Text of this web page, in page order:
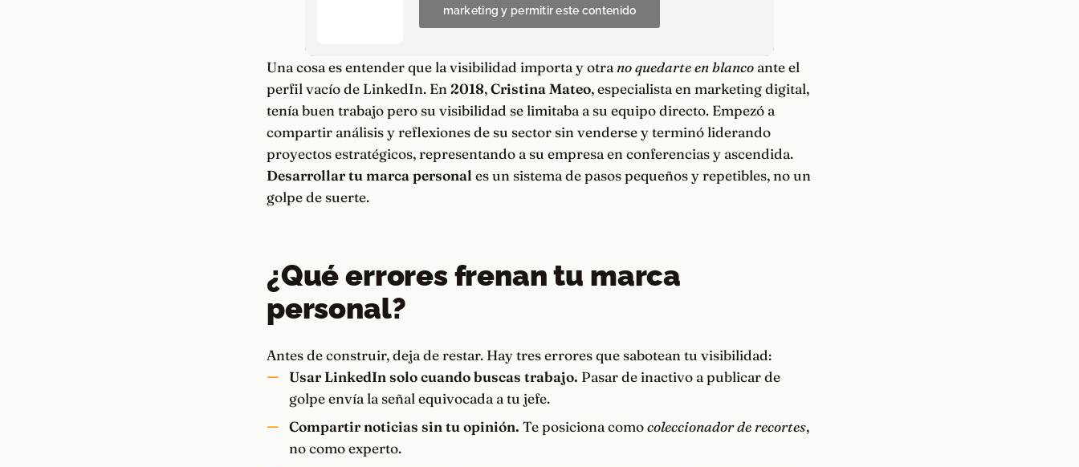
marketing y permitir este contenido
Una cosa es entender que la visibilidad importa y otrano quedarte en blanco ante el
perfil vacío de LinkedIn. En2018,Cristina Mateo, especialista en marketing digital,
tenía buen trabajo pero su visibilidad se limitaba a su equipo directo. Empezó a
compartir análisis y reflexiones de su sector sin venderse y terminó liderando
proyectos estratégicos, representando a su empresa en conferencias y ascendida.
Desarrollar tu marca personal es un sistema de pasos pequeños y repetibles, no un
golpe de suerte.
¿Qué errores frenan tu marca
personal?
Antes de construir, deja de restar. Hay tres errores que sabotean tu visibilidad:
Usar LinkedIn solo cuando buscas trabajo. Pasar de inactivo a publicar de
golpe envía la señal equivocada a tu jefe.
Compartir noticias sin tu opinión. Te posiciona comocoleccionador de recortes,
no como experto.